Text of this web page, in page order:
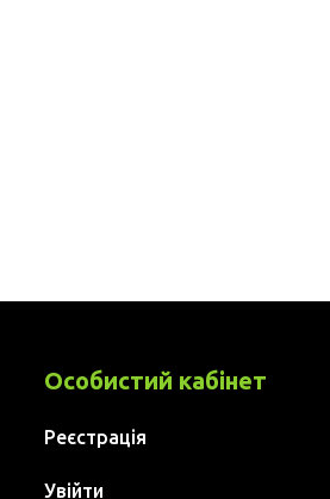
Особистий кабінет
Реєстрація
Увійти